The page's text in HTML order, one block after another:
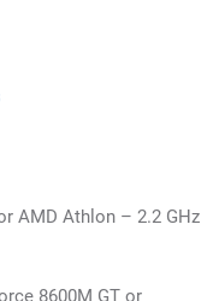
AMD Athlon – 2.2 GHz
8600M GT or